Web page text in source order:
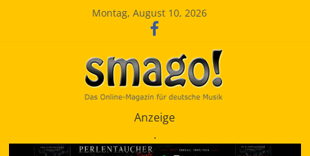
Montag, August 10, 2026
SchlagerMAGazinOnline
Anzeige
.